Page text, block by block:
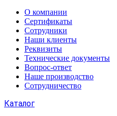
О компании
Сертификаты
Сотрудники
Наши клиенты
Реквизиты
Технические документы
Вопрос-ответ
Наше производство
Сотрудничество
Каталог